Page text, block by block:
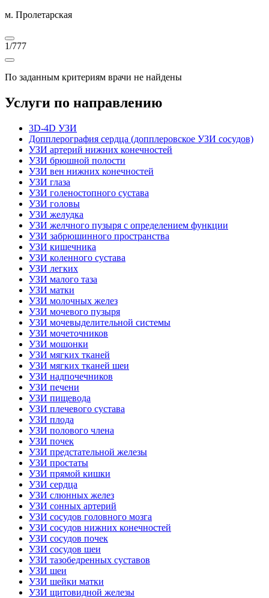
м. Пролетарская
1/777
По заданным критериям врачи не найдены
Услуги по направлению
3D-4D УЗИ
Допплерография сердца (допплеровское УЗИ сосудов)
УЗИ артерий нижних конечностей
УЗИ брюшной полости
УЗИ вен нижних конечностей
УЗИ глаза
УЗИ голеностопного сустава
УЗИ головы
УЗИ желудка
УЗИ желчного пузыря с определением функции
УЗИ забрюшинного пространства
УЗИ кишечника
УЗИ коленного сустава
УЗИ легких
УЗИ малого таза
УЗИ матки
УЗИ молочных желез
УЗИ мочевого пузыря
УЗИ мочевыделительной системы
УЗИ мочеточников
УЗИ мошонки
УЗИ мягких тканей
УЗИ мягких тканей шеи
УЗИ надпочечников
УЗИ печени
УЗИ пищевода
УЗИ плечевого сустава
УЗИ плода
УЗИ полового члена
УЗИ почек
УЗИ предстательной железы
УЗИ простаты
УЗИ прямой кишки
УЗИ сердца
УЗИ слюнных желез
УЗИ сонных артерий
УЗИ сосудов головного мозга
УЗИ сосудов нижних конечностей
УЗИ сосудов почек
УЗИ сосудов шеи
УЗИ тазобедренных суставов
УЗИ шеи
УЗИ шейки матки
УЗИ щитовидной железы